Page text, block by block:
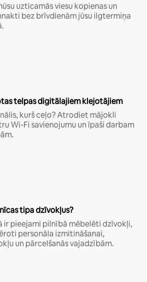
uzticamās viesu kopienas un
bez brīvdienām jūsu ilgtermiņa
telpas digitālajiem klejotājiem
kurš ceļo? Atrodiet mājokli
Wi-Fi savienojumu un īpaši darbam
tipa dzīvokļus?
pieejami pilnībā mēbelēti dzīvokļi,
personāla izmitināšanai,
un pārcelšanās vajadzībām.